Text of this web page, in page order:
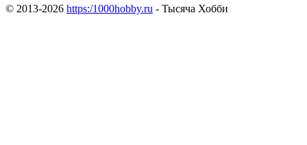
© 2013-2026 https:/1000hobby.ru - Тысяча Хобби